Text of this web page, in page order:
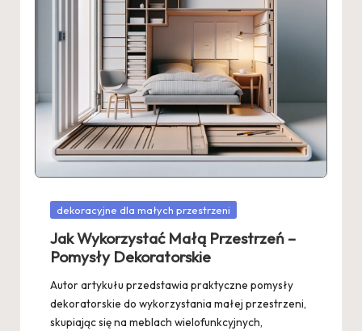
Posted
dekoracyjne dla małych przestrzeni
Jak Wykorzystać Małą Przestrzeń –
Pomysły Dekoratorskie
Autor artykułu przedstawia praktyczne pomysły
dekoratorskie do wykorzystania małej przestrzeni,
skupiając się na meblach wielofunkcyjnych,